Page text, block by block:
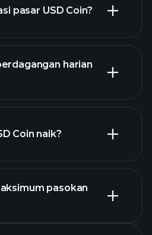
pasar USD Coin?
harian
Coin naik?
pasokan